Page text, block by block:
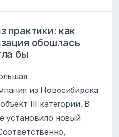
практики: как
обошлась
бы
из Новосибирска
III категории. В
установило новый